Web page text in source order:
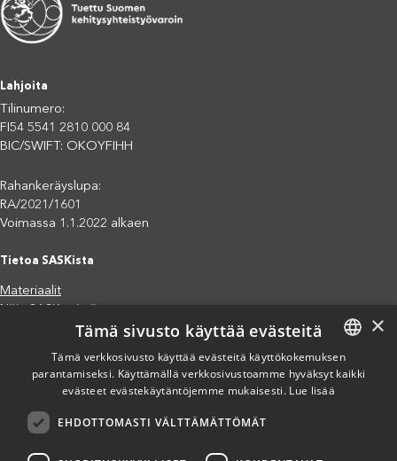
Lahjoita
Tilinumero:
FI54 5541 2810 000 84
BIC/SWIFT: OKOYFIHH
Rahankeräyslupa:
RA/2021/1601
Voimassa 1.1.2022 alkaen
Tietoa SASKista
Materiaalit
Jäsenjärjestöt
Saavutettavuusseloste
Tietosuojaseloste
Eettiset periaatteet (pdf)
Lahjoita
Osallistu
FINNISH
×
Tämä sivusto käyttää evästeitä
Tämä verkkosivusto käyttää evästeitä käyttökokemuksen
parantamiseksi. Käyttämällä verkkosivustoamme hyväksyt kaikki
evästeet evästekäytäntöjemme mukaisesti. Lue lisää
EHDOTTOMASTI VÄLTTÄMÄTTÖMÄT